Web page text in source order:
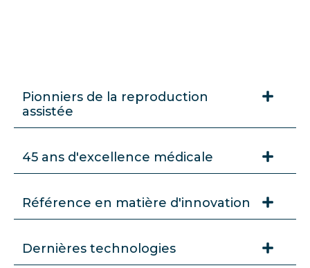
Pionniers de la reproduction
assistée
45 ans d'excellence médicale
Référence en matière d'innovation
Dernières technologies